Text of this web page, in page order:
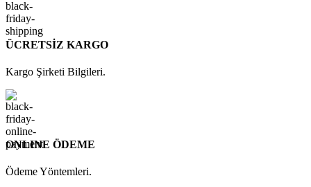
ÜCRETSİZ KARGO
Kargo Şirketi Bilgileri.
ONLINE ÖDEME
Ödeme Yöntemleri.